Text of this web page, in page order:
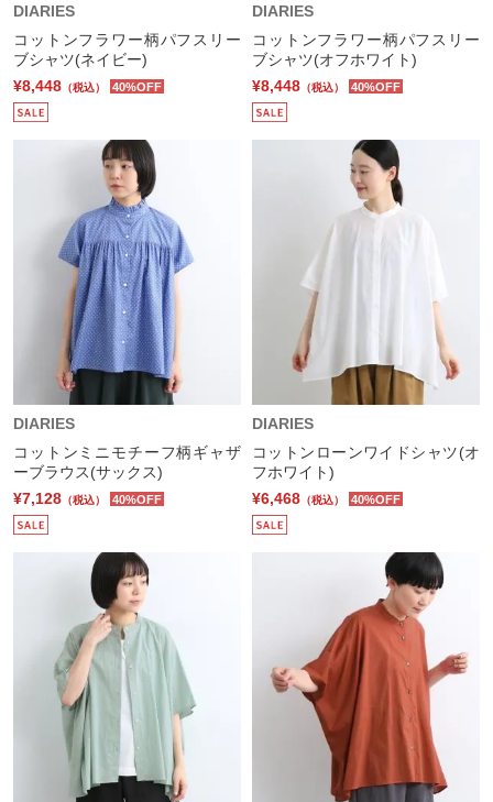
DIARIES
コットンフラワー柄パフスリー
ブシャツ(ネイビー)
¥8,448 （税込） 40%OFF
DIARIES
コットンフラワー柄パフスリー
ブシャツ(オフホワイト)
¥8,448 （税込） 40%OFF
DIARIES
コットンミニモチーフ柄ギャザ
ーブラウス(サックス)
¥7,128 （税込） 40%OFF
DIARIES
コットンローンワイドシャツ(オ
フホワイト)
¥6,468 （税込） 40%OFF